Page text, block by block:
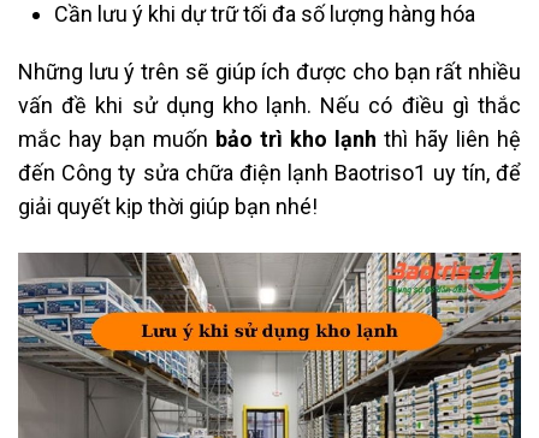
Cần lưu ý khi dự trữ tối đa số lượng hàng hóa
Những lưu ý trên sẽ giúp ích được cho bạn rất nhiều
vấn đề khi sử dụng kho lạnh. Nếu có điều gì thắc
mắc hay bạn muốn bảo trì kho lạnh thì hãy liên hệ
đến Công ty sửa chữa điện lạnh Baotriso1 uy tín, để
giải quyết kịp thời giúp bạn nhé!